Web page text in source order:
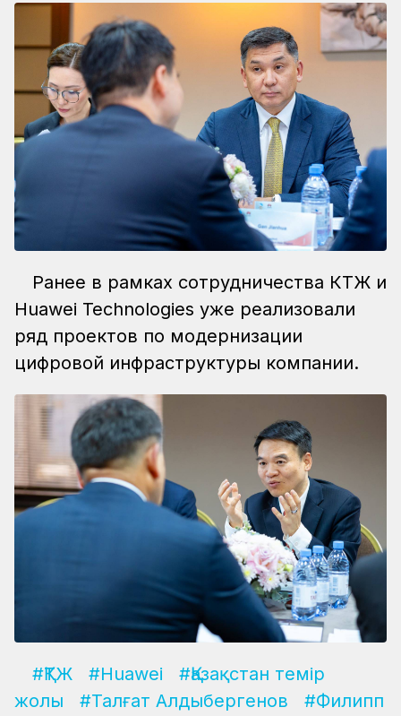
Ранее в рамках сотрудничества КТЖ и
Huawei Technologies уже реализовали
ряд проектов по модернизации
цифровой инфраструктуры компании.
#ҚТЖ #Huawei
#Қазақстан темір
жолы
#Талғат Алдыбергенов
#Филипп